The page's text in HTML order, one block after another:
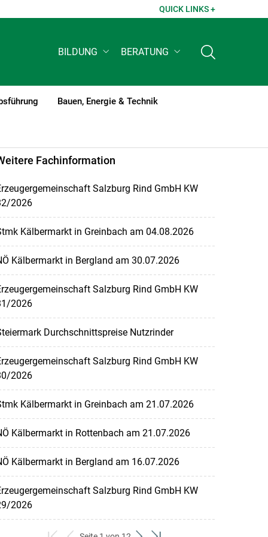
QUICK LINKS +
BILDUNG BERATUNG
Bauen, Energie & Technik
Fachinformation
Salzburg Rind GmbH KW
2026
Kälbermarkt in Greinbach am 04.08.2026
Kälbermarkt in Bergland am 30.07.2026
Salzburg Rind GmbH KW
2026
Durchschnittspreise Nutzrinder
Salzburg Rind GmbH KW
2026
Kälbermarkt in Greinbach am 21.07.2026
Kälbermarkt in Rottenbach am 21.07.2026
Kälbermarkt in Bergland am 16.07.2026
Salzburg Rind GmbH KW
2026